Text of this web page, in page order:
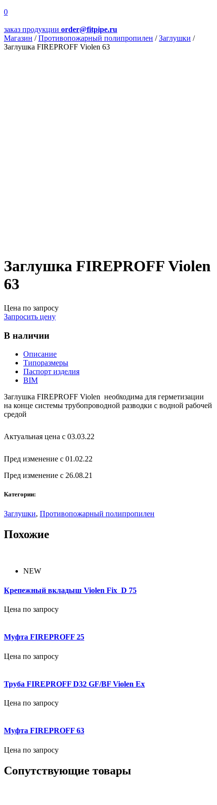
0
заказ продукции order@fitpipe.ru
Магазин /Противопожарный полипропилен /Заглушки /
Заглушка FIREPROFF Violen 63
Заглушка FIREPROFF Violen
63
Цена по запросу
Запросить цену
В наличии
Описание
Типоразмеры
Паспорт изделия
BIM
Заглушка FIREPROFF Violen необходима для герметизации
на конце системы трубопроводной разводки с водной рабочей
средой
Актуальная цена с 03.03.22
Пред изменение с 01.02.22
Пред изменение с 26.08.21
Категории:
Заглушки, Противопожарный полипропилен
Похожие
NEW
Крепежный вкладыш Violen Fix D 75
Цена по запросу
Муфта FIREPROFF 25
Цена по запросу
Труба FIREPROFF D32 GF/BF Violen Ex
Цена по запросу
Муфта FIREPROFF 63
Цена по запросу
Сопутствующие товары